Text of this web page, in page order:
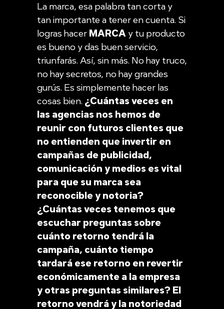
La marca, esa palabra tan corta y
tan importante a tener en cuenta. Si
logras hacer MARCA y tu producto
es bueno y das buen servicio,
triunfarás. Así, sin más. No hay truco,
no hay secretos, no hay grandes
gurús. Es simplemente hacer las
cosas bien. ¿Cuántas veces en
las agencias nos hemos de
reunir con futuros clientes que
no entienden que invertir en
campañas de publicidad,
comunicación y medios es vital
para que su marca sea
reconocible y notoria?
¿Cuántas veces tenemos que
escuchar preguntas sobre
cuánto retorno tendrá la
campaña, cuánto tiempo
tardará ese retorno en revertir
económicamente a la empresa
y otras preguntas similares? El
retorno vendrá y la notoriedad